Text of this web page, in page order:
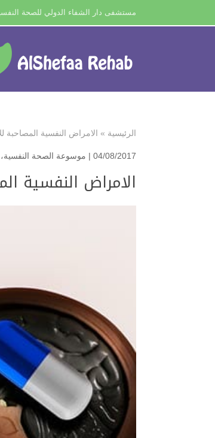
مستشفى دار الشفاء الدولي للصحة
الرئيسية » الامراض النفسية المصاحبة
04/08/2017 | موسوعة الصحة النفسية،
الامراض النفسية